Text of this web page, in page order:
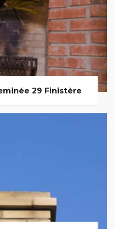
29 Finistère